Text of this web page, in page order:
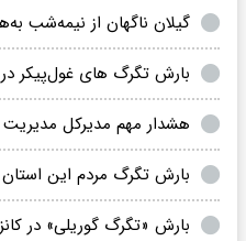
گیلان ناگهان از نیمه‌شب
بارش تگرگ‌ های غول‌پیکر در
هشدار مهم مدیرکل مدیریت
بارش تگرگ مردم این
بارش «تگرگ گوریلی» در